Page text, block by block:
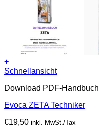
+
Schnellansicht
Download PDF-Handbuch
Evoca ZETA Techniker
€19,50 inkl. MwSt./Tax